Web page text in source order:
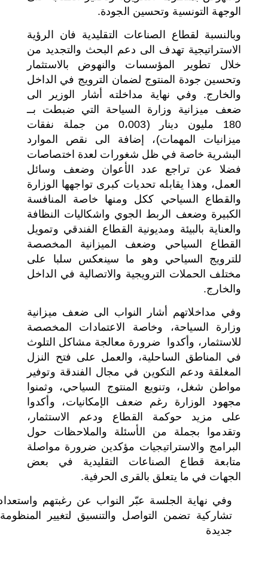
الوجهة التونسية وتحسين الجودة.
وبالنسبة لقطاع الصناعات التقليدية فان الرؤية
الاستراتيجية تهدف الى دعم البحث والتجديد من
خلال تطوير المؤسسات والنهوض بالاستثمار
وتحسين جودة المنتوج لضمان الترويج في الداخل
والخارج. وفي نهاية مداخلته أشار الوزير الى
ضعف ميزانية وزارة السياحة التي ضبطت بــ
180 مليون دينار (0،003 من جملة نفقات
ميزانيات المهمات)، إضافة الى نقص الموارد
البشرية خاصة في ظل شغورات لعدة اختصاصات
فضلا عن تراجع عدد الأعوان وضعف وسائل
العمل، وهذا يقابله تحديات كبرى تواجهها الوزارة
والقطاع السياحي ككل ومنها خاصة المنافسة
الكبيرة وضعف الربط الجوي واشكاليات النظافة
والعناية بالبيئة ومديونية القطاع الفندقي وتمويل
القطاع السياحي وضعف الميزانية المخصصة
للترويج السياحي وهو ما سينعكس سلبا على
مختلف الحملات الترويجية والاتصالية في الداخل
والخارج.
وفي مداخلاتهم أشار النواب الى ضعف ميزانية
وزارة السياحة، وخاصة الاعتمادات المخصصة
للاستثمار، وأكدوا ضرورة معالجة مشاكل التلوث
في المناطق الساحلية، والعمل على فتح النزل
المغلقة ودعم التكوين في مجال الفندقة وتوفير
مواطن شغل، وتنويع المنتوج السياحي، وثمنوا
مجهود الوزارة رغم ضعف الإمكانيات، وأكدوا
على مزيد حوكمة القطاع ودعم الاستثمار،
وتقدموا بجملة من الأسئلة والملاحظات حول
البرامج والاستراتيجيات مؤكدين ضرورة مواصلة
متابعة قطاع الصناعات التقليدية في بعض
الجهات في ما يتعلق بالقرى الحرفية.
وفي نهاية الجلسة عبّر النواب عن رغبتهم
تشاركية تضمن التواصل والتنسيق لتغيير
جديدة